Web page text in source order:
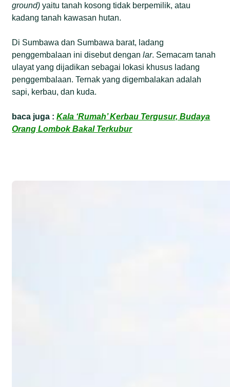
ground) yaitu tanah kosong tidak berpemilik, atau
kadang tanah kawasan hutan.
Di Sumbawa dan Sumbawa barat, ladang
penggembalaan ini disebut denganlar. Semacam tanah
ulayat yang dijadikan sebagai lokasi khusus ladang
penggembalaan. Ternak yang digembalakan adalah
sapi, kerbau, dan kuda.
baca juga :Kala ‘Rumah’ Kerbau Tergusur, Budaya
Orang Lombok Bakal Terkubur